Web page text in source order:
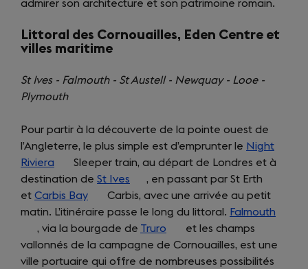
tab)
new
in
new
admirer son architecture et son patrimoine romain.
Littoral des Cornouailles, Eden Centre et
villes maritime
St Ives - Falmouth - St Austell - Newquay - Looe -
Plymouth
Pour partir à la découverte de la pointe ouest de
l’Angleterre, le plus simple est d’emprunter le Night
Riviera (opens
in
a
new
tab)
Sleeper train, au départ de Londres et à
destination de St Ives (opens
in
a
new
tab)
, en passant par St Erth
et Carbis Bay (opens
in
a
new
tab)
Carbis, avec une arrivée au petit
matin. L’itinéraire passe le long du littoral. Falmouth
a
, via la bourgade de Truro (opens
in
a
et les champs
vallonnés de la campagne de Cornouailles, est une
ville portuaire qui offre de nombreuses possibilités